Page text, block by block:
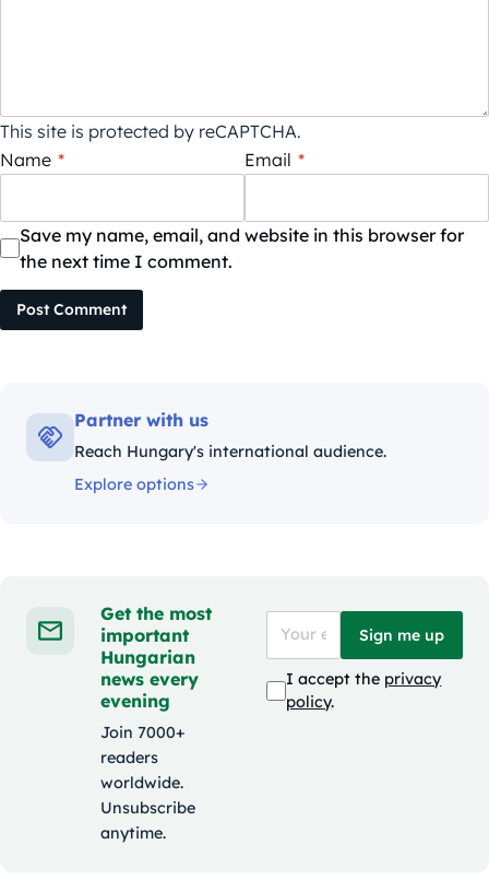
This site is protected by reCAPTCHA.
Name * Email *
Save my name, email, and website in this browser for
the next time I comment.
Post Comment
Partner with us
Reach Hungary's international audience.
Explore options
Get the most
important
Hungarian
news every
evening
Join 7000+
readers
worldwide.
Unsubscribe
anytime.
Sign me up
I accept the privacy
policy.